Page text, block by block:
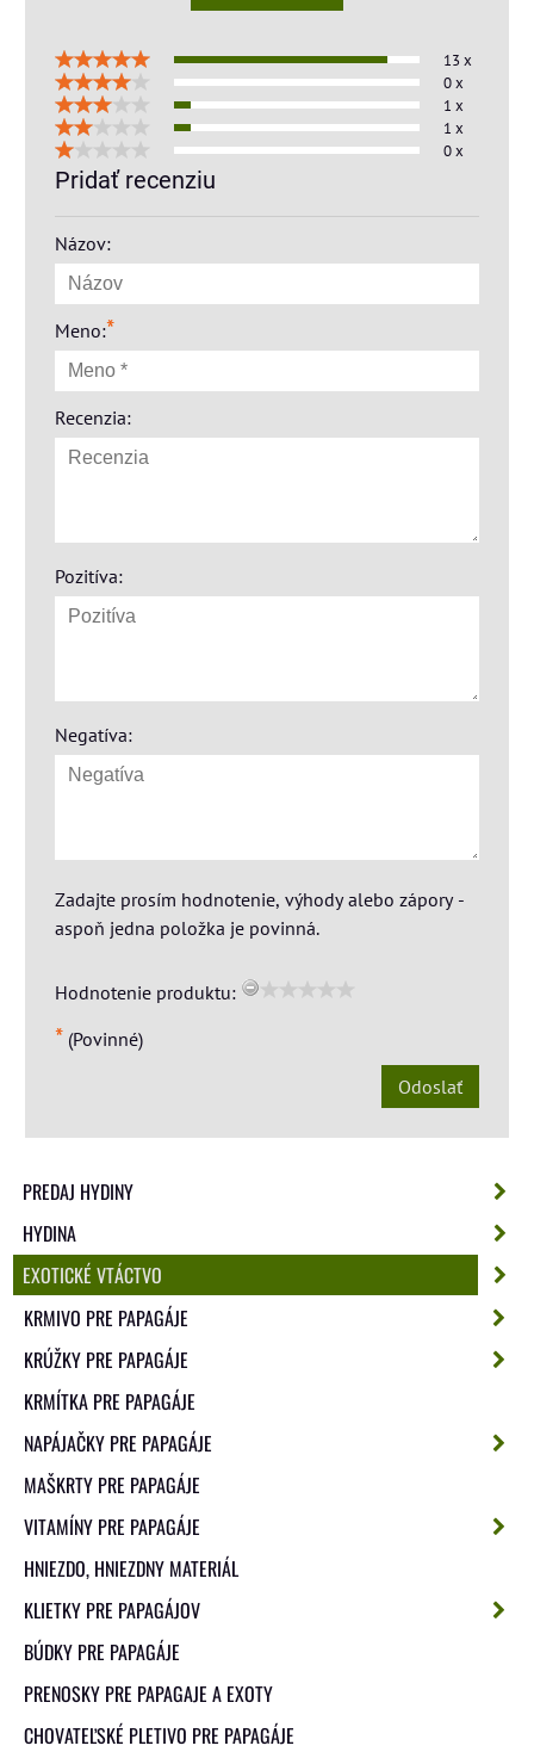
13 x
0 x
1 x
1 x
0 x
Pridať recenziu
Názov:
Meno:*
Recenzia:
Pozitíva:
Negatíva:
Zadajte prosím hodnotenie, výhody alebo zápory -
aspoň jedna položka je povinná.
Hodnotenie produktu:
* (Povinné)
Odoslať
PREDAJ HYDINY
HYDINA
EXOTICKÉ VTÁCTVO
KRMIVO PRE PAPAGÁJE
KRÚŽKY PRE PAPAGÁJE
KRMÍTKA PRE PAPAGÁJE
NAPÁJAČKY PRE PAPAGÁJE
MAŠKRTY PRE PAPAGÁJE
VITAMÍNY PRE PAPAGÁJE
HNIEZDO, HNIEZDNY MATERIÁL
KLIETKY PRE PAPAGÁJOV
BÚDKY PRE PAPAGÁJE
PRENOSKY PRE PAPAGAJE A EXOTY
CHOVATEĽSKÉ PLETIVO PRE PAPAGÁJE